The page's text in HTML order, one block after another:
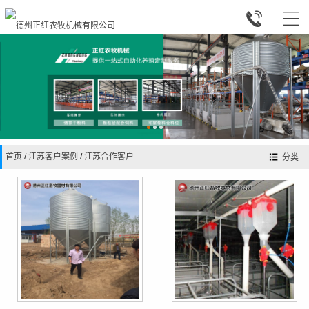


分类
首页 /江苏客户案例 /江苏合作客户